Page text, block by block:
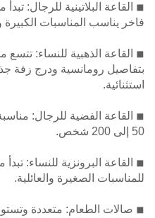
فاخر يناسب المناسبات
بتفاصيل رومانسية ودرج
استثنائية.
◾ القاعة الفضية للرجال:
50 إلى 200 شخص.
للمناسبات الصغيرة والعائلية.